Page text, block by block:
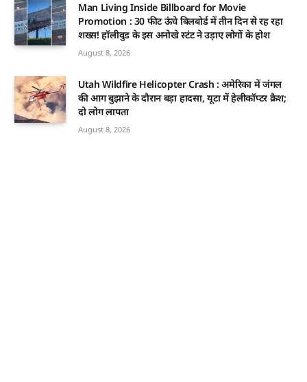
Man Living Inside Billboard for Movie
Promotion : 30 फीट ऊंचे बिलबोर्ड में तीन दिन से रह रहा
शख्स! हॉलीवुड के इस अनोखे स्टंट ने उड़ाए लोगों के होश
August 8, 2026
Utah Wildfire Helicopter Crash : अमेरिका में जंगल
की आग बुझाने के दौरान बड़ा हादसा, यूटा में हेलीकॉप्टर क्रैश;
दो लोग लापता
August 8, 2026